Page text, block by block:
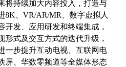
将持续加大内容投入，打造与
8K、VR/AR/MR、数字虚拟人
开发、应用研发和终端集成，
形式及交互方式的迭代升级，
一步提升互动电视、互联网电
屏、华数零频道等全媒体形态